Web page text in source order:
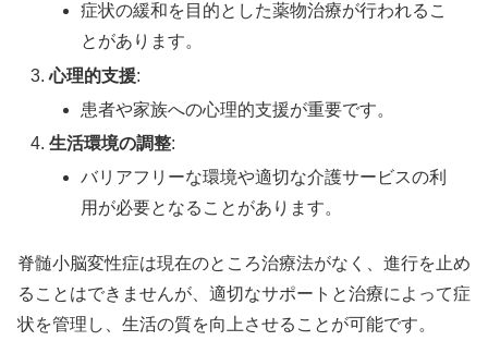
症状の緩和を目的とした薬物治療が行われるこ
とがあります。
心理的支援:
患者や家族への心理的支援が重要です。
生活環境の調整:
バリアフリーな環境や適切な介護サービスの利
用が必要となることがあります。
脊髄小脳変性症は現在のところ治療法がなく、進行を止め
ることはできませんが、適切なサポートと治療によって症
状を管理し、生活の質を向上させることが可能です。